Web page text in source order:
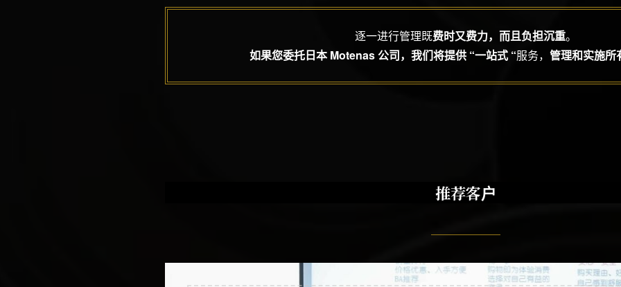
逐一进行管理既费时又费力，而且负担沉重。
如果您委托日本 Motenas 公司，我们将提供 “一站式 “服务， 管理和实施所
推荐客户